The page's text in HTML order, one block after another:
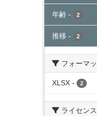
年齢 - 2
推移 - 2
フォーマ
XLSX - 2
ライセンス